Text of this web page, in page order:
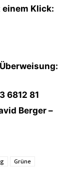
einem Klick:
6812 81
Berger –
Grüne